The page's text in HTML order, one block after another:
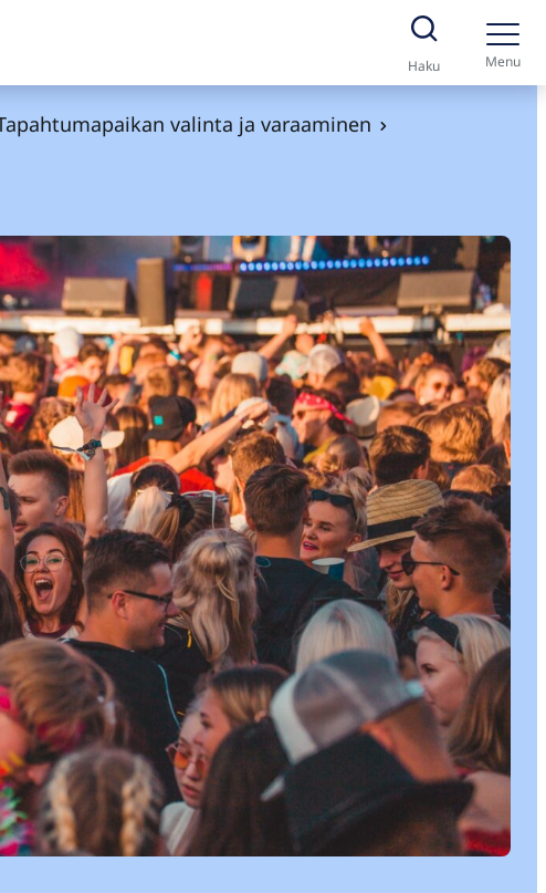
Haku Menu
valinta ja varaaminen